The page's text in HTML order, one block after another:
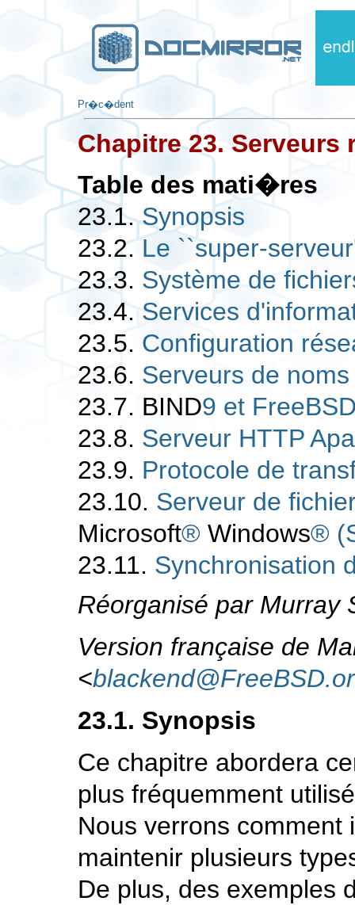
Pr�c�dent
Chapitre 23. Serveurs
Table des mati�res
23.1.Synopsis
23.2.Le ``super-
23.3. Système de
23.4. Services
23.5. Configuration
23.6. Serveurs de
23.7. BIND9 et
23.8. Serveur HTTP
23.9. Protocole de
23.10. Serveur de
Microsoft® Windows®
23.11. Synchronisation
Réorganisé parMurray
Version française de
<
23.1. Synopsis
Ce chapitre abordera
plus fréquemment
Nous verrons comment
maintenir plusieurs
De plus, des exemples